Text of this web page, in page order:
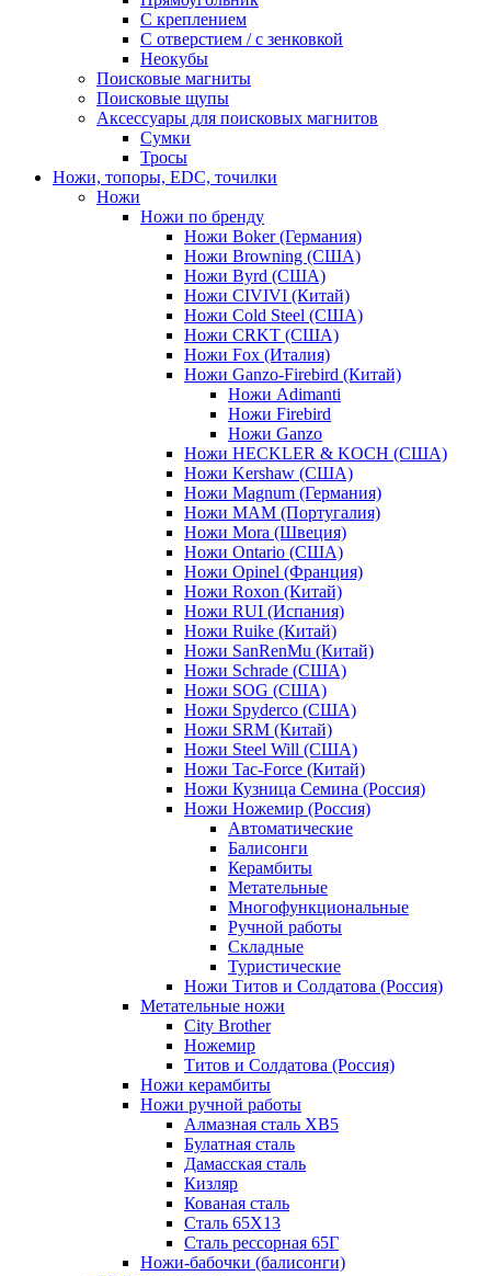
С креплением
С отверстием / с зенковкой
Неокубы
Поисковые магниты
Поисковые щупы
Аксессуары для поисковых магнитов
Сумки
Тросы
Ножи, топоры, EDC, точилки
Ножи
Ножи по бренду
Ножи Boker (Германия)
Ножи Browning (США)
Ножи Byrd (США)
Ножи CIVIVI (Китай)
Ножи Cold Steel (США)
Ножи CRKT (США)
Ножи Fox (Италия)
Ножи Ganzo-Firebird (Китай)
Ножи Adimanti
Ножи Firebird
Ножи Ganzo
Ножи HECKLER & KOCH (США)
Ножи Kershaw (США)
Ножи Magnum (Германия)
Ножи MAM (Португалия)
Ножи Mora (Швеция)
Ножи Ontario (США)
Ножи Opinel (Франция)
Ножи Roxon (Китай)
Ножи RUI (Испания)
Ножи Ruike (Китай)
Ножи SanRenMu (Китай)
Ножи Schrade (США)
Ножи SOG (США)
Ножи Spyderco (США)
Ножи SRM (Китай)
Ножи Steel Will (США)
Ножи Tac-Force (Китай)
Ножи Кузница Семина (Россия)
Ножи Ножемир (Россия)
Автоматические
Балисонги
Керамбиты
Метательные
Многофункциональные
Ручной работы
Складные
Туристические
Ножи Титов и Солдатова (Россия)
Метательные ножи
City Brother
Ножемир
Титов и Солдатова (Россия)
Ножи керамбиты
Ножи ручной работы
Алмазная сталь ХВ5
Булатная сталь
Дамасская сталь
Кизляр
Кованая сталь
Сталь 65Х13
Сталь рессорная 65Г
Ножи-бабочки (балисонги)